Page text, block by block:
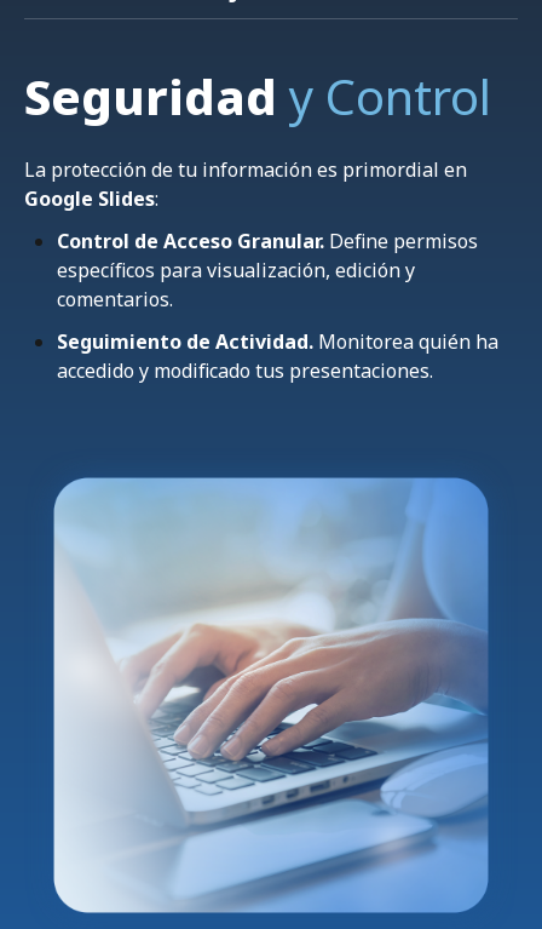
b) Emplea la función de historial de versiones
Seguridad y Control
La protección de tu información es primordial en
Google Slides:
Control de Acceso Granular. Define permisos
específicos para visualización, edición y
comentarios.
Seguimiento de Actividad. Monitorea quién ha
accedido y modificado tus presentaciones.